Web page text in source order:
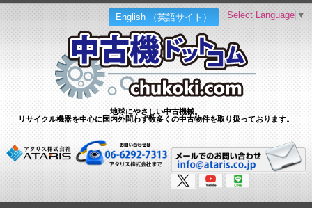
English （英語サイト）
地球にやさしい中古機械。
リサイクル機器を中心に国内外問わず数多くの中古物件を取り扱っております。
Select Language ▼